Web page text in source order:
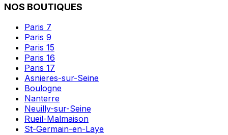
NOS BOUTIQUES
Paris 7
Paris 9
Paris 15
Paris 16
Paris 17
Asnieres-sur-Seine
Boulogne
Nanterre
Neuilly-sur-Seine
Rueil-Malmaison
St-Germain-en-Laye